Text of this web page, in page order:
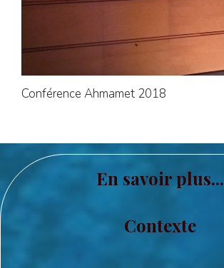
Conférence Ahmamet 2018
En savoir plus...
Contexte